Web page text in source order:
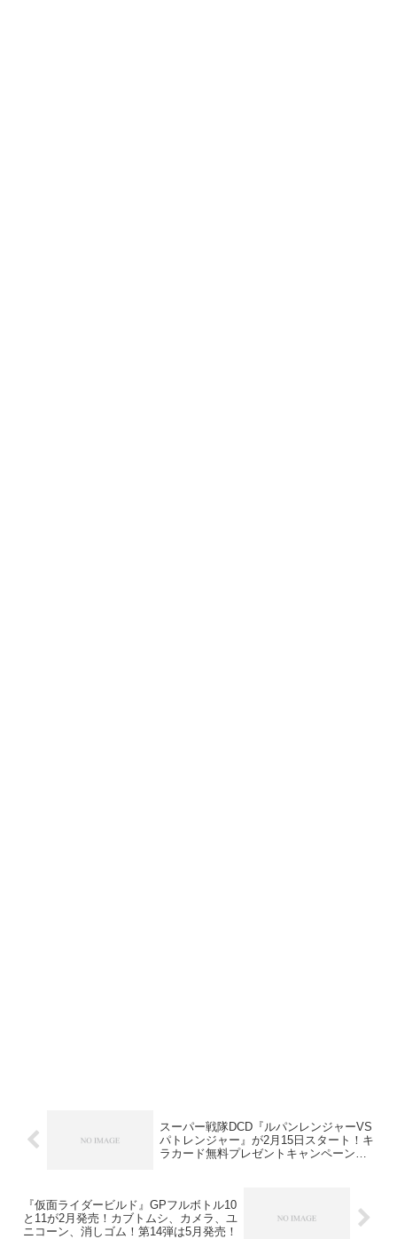
スーパー戦隊DCD『ルパンレンジャーVS
パトレンジャー』が2月15日スタート！キ
ラカード無料プレゼントキャンペーン開
『仮面ライダービルド』GPフルボトル10
と11が2月発売！カブトムシ、カメラ、ユ
ニコーン、消しゴム！第14弾は5月発売！